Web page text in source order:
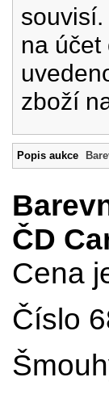
na
zboží
Popis aukce
ČD
Cena
Číslo